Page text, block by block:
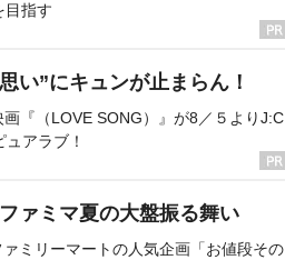
目指す
い”にキュンが止まらん！
『（LOVE SONG）』が8／５よりJ:C
アラブ！
ァミマ夏の大盤振る舞い
ミリーマートの人気企画「お値段その